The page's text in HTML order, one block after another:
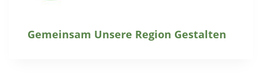
Gemeinsam Unsere Region Gestalten